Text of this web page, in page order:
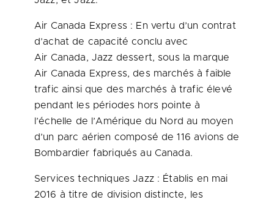
Air Canada Express : En vertu d’un contrat
d’achat de capacité conclu avec
Air Canada, Jazz dessert, sous la marque
Air Canada Express, des marchés à faible
trafic ainsi que des marchés à trafic élevé
pendant les périodes hors pointe à
l’échelle de l’Amérique du Nord au moyen
d’un parc aérien composé de 116 avions de
Bombardier fabriqués au Canada.
Services techniques Jazz : Établis en mai
2016 à titre de division distincte, les